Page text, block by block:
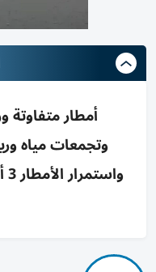
أمطار متفاوتة
وتجمعات مياه